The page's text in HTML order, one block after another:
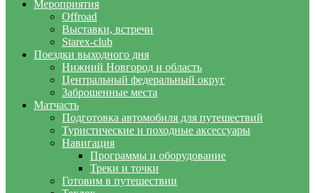
Мероприятия
Offroad
Выставки, встречи
Starex-club
Поездки выходного дня
Нижний Новгород и область
Центральный федеральный округ
Заброшенные места
Матчасть
Подготовка автомобиля для путешествий
Туристические и походные аксессуары
Навигация
Программы и оборудование
Треки и точки
Готовим в путешествии